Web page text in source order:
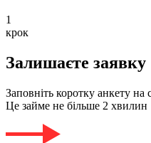
1
крок
Залишаєте заявку
Заповніть коротку анкету на
Це займе не більше 2 хвилин